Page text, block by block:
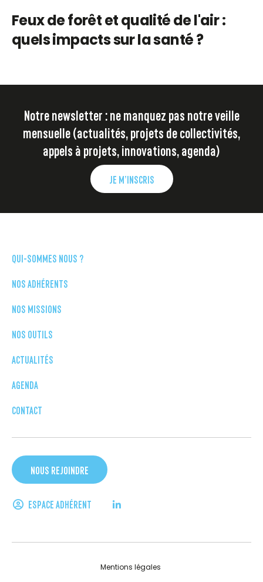
Feux de forêt et qualité de l'air :
quels impacts sur la santé ?
Notre newsletter : ne manquez pas notre veille
mensuelle (actualités, projets de collectivités,
appels à projets, innovations, agenda)
JE M’INSCRIS
QUI-SOMMES NOUS ?
NOS ADHÉRENTS
NOS MISSIONS
NOS OUTILS
ACTUALITÉS
AGENDA
CONTACT
NOUS REJOINDRE
ESPACE ADHÉRENT
Mentions légales